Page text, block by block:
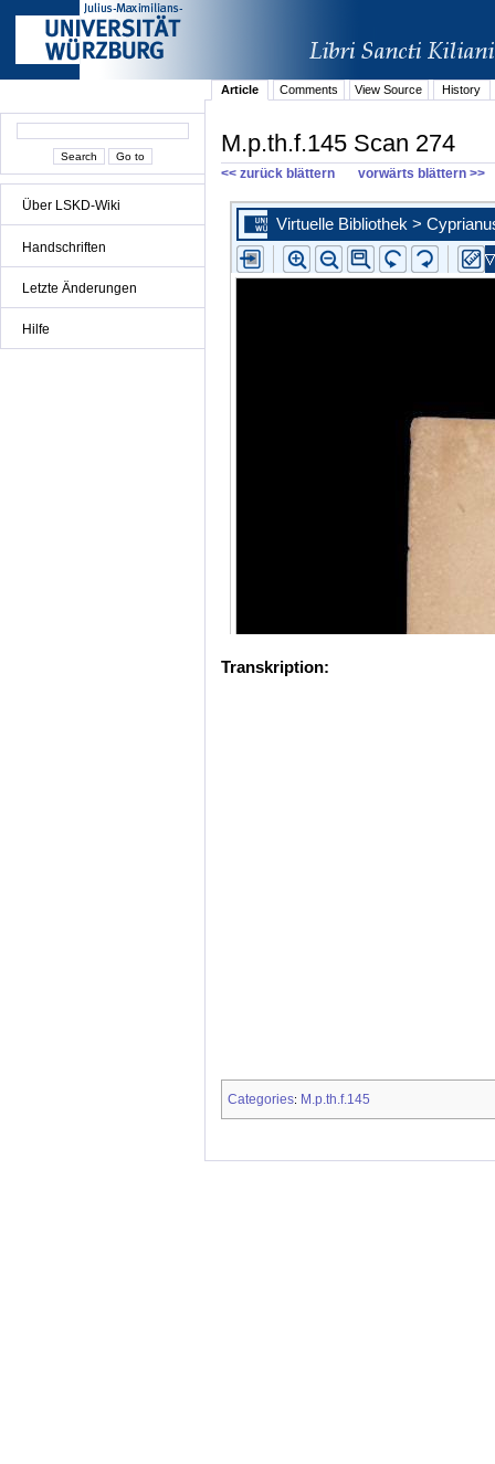
Über LSKD-Wiki
Handschriften
Letzte Änderungen
Hilfe
Article Comments View Source History
M.p.th.f.145 Scan 274
<< zurück blättern vorwärts blättern >>
Transkription:
Categories: M.p.th.f.145